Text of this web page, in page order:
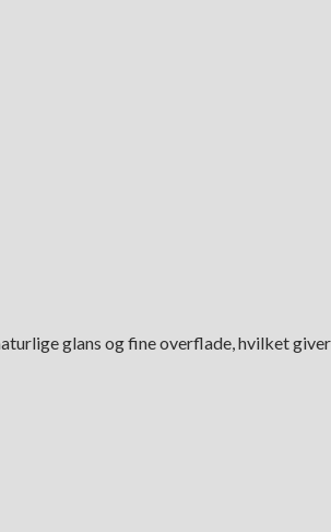
glans og fine overflade, hvilket